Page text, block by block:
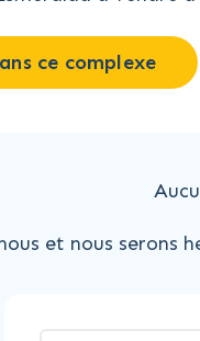
ce complexe
et nous serons